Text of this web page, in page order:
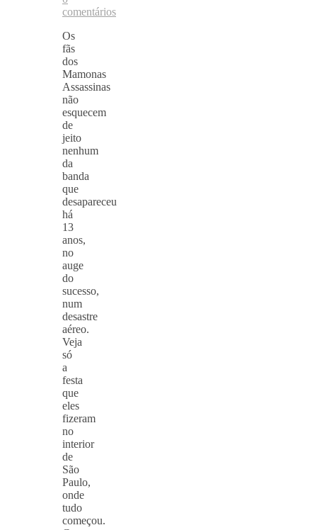
comentários
Os
fãs
dos
Mamonas
Assassinas
não
esquecem
de
jeito
nenhum
da
banda
que
desapareceu
há
13
anos,
no
auge
do
sucesso,
num
desastre
aéreo.
Veja
só
a
festa
que
eles
fizeram
no
interior
de
São
Paulo,
onde
tudo
começou.